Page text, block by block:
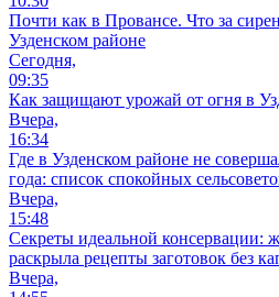
Почти как в Провансе. Что за
Узденском районе
Сегодня,
09:35
Как защищают урожай от огня в
Вчера,
16:34
Где в Узденском районе не
года: список спокойных
Вчера,
15:48
Секреты идеальной консервации:
раскрыла рецепты заготовок без
Вчера,